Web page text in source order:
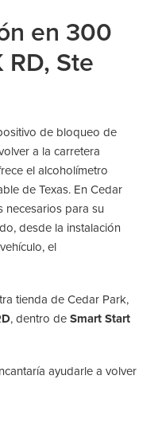
en 300
RD, Ste
de bloqueo de
a la carretera
el alcoholímetro
de Texas. En Cedar
necesarios para su
desde la instalación
el
tienda de Cedar Park,
, dentro deSmart Start
ayudarle a volver